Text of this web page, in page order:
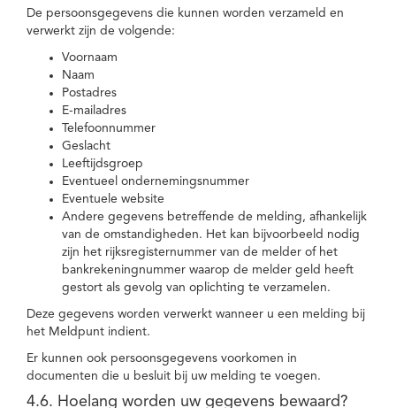
De persoonsgegevens die kunnen worden verzameld en
verwerkt zijn de volgende:
Voornaam
Naam
Postadres
E-mailadres
Telefoonnummer
Geslacht
Leeftijdsgroep
Eventueel ondernemingsnummer
Eventuele website
Andere gegevens betreffende de melding, afhankelijk
van de omstandigheden. Het kan bijvoorbeeld nodig
zijn het rijksregisternummer van de melder of het
bankrekeningnummer waarop de melder geld heeft
gestort als gevolg van oplichting te verzamelen.
Deze gegevens worden verwerkt wanneer u een melding bij
het Meldpunt indient.
Er kunnen ook persoonsgegevens voorkomen in
documenten die u besluit bij uw melding te voegen.
4.6. Hoelang worden uw gegevens bewaard?